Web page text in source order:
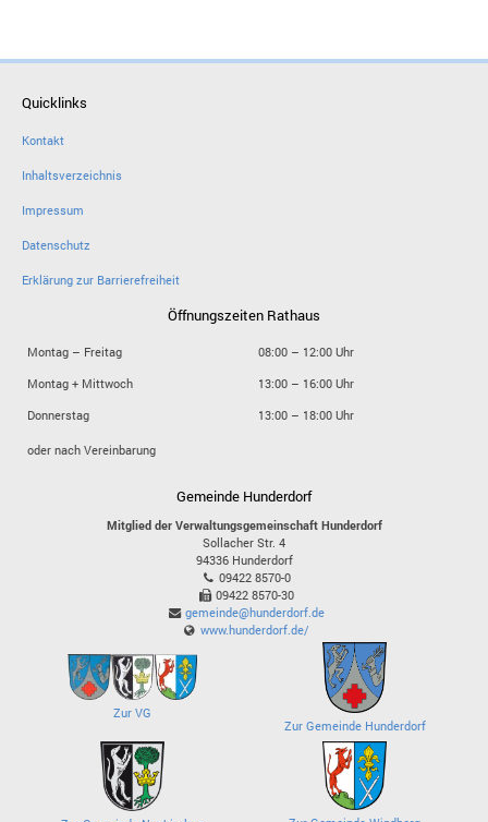
Quicklinks
Kontakt
Inhaltsverzeichnis
Impressum
Datenschutz
Erklärung zur Barrierefreiheit
Öffnungszeiten Rathaus
Montag – Freitag
08:00 – 12:00 Uhr
Montag + Mittwoch
13:00 – 16:00 Uhr
Donnerstag
13:00 – 18:00 Uhr
oder nach Vereinbarung
Gemeinde Hunderdorf
Mitglied der Verwaltungsgemeinschaft Hunderdorf
Sollacher Str. 4
94336 Hunderdorf
09422 8570-0
09422 8570-30
gemeinde@hunderdorf.de
www.hunderdorf.de/
Zur VG
Zur Gemeinde Hunderdorf